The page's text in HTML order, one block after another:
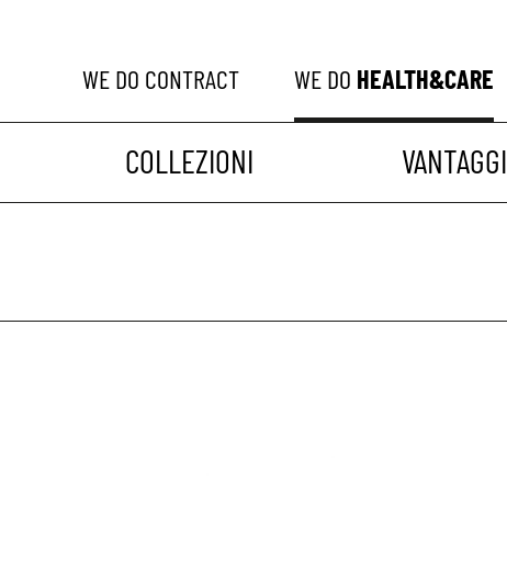
WE DO CONTRACT WE DO HEALTH&CARE
COLLEZIONI VANTAGGI